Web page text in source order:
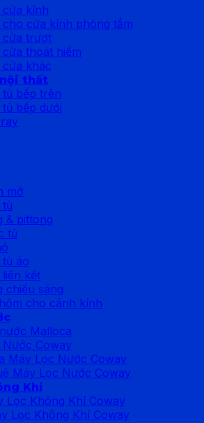
cửa kính
cho cửa kính phòng tắm
cửa trượt
cửa thoát hiểm
cửa khác
thất
tủ bếp trên
tủ bếp dưới
mở
& pittong
tủ
tủ áo
liên kết
chiếu sáng
cho cánh kính
Malloca
Coway
Máy Lọc Nước Coway
Máy Lọc Nước Coway
Khí
Lọc Không Khí Coway
Lọc Không Khí Coway